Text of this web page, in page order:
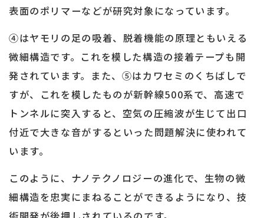
表面のポリマーなどが研究対象になっています。
④はヤモリの足の吸着、脱着機能の原理ともいえる
微細構造です。これを模した構造の接着テープも開
発されています。また、⑤はカワセミのくちばしで
すが、これを模したものが新幹線500系で、高速で
トンネルに突入すると、空気の圧縮波が生じて出口
付近で大きな音がするといった問題解決に使われて
います。
このように、ナノテクノロジーの進化で、生物の微
細構造を忠実にまねることができるようになり、技